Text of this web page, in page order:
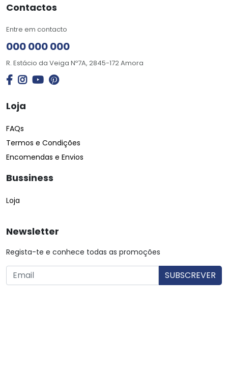
Contactos
Entre em contacto
000 000 000
R. Estácio da Veiga Nº7A, 2845-172 Amora
Loja
FAQs
Termos e Condições
Encomendas e Envios
Bussiness
Loja
Newsletter
Regista-te e conhece todas as promoções